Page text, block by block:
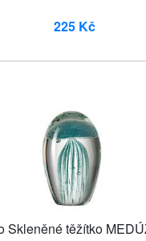
225 Kč
Skleněné těžítko